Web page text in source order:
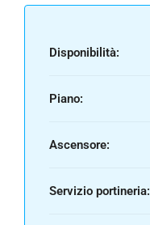
Disponibilità:
Piano:
Ascensore:
Servizio portineria: